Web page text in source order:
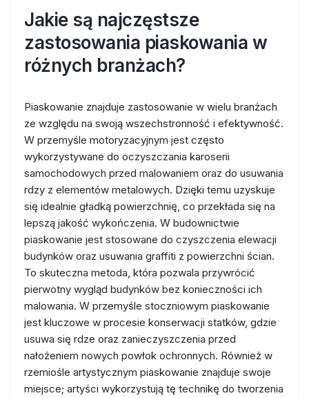
Jakie są najczęstsze
zastosowania piaskowania w
różnych branżach?
Piaskowanie znajduje zastosowanie w wielu branżach
ze względu na swoją wszechstronność i efektywność.
W przemyśle motoryzacyjnym jest często
wykorzystywane do oczyszczania karoserii
samochodowych przed malowaniem oraz do usuwania
rdzy z elementów metalowych. Dzięki temu uzyskuje
się idealnie gładką powierzchnię, co przekłada się na
lepszą jakość wykończenia. W budownictwie
piaskowanie jest stosowane do czyszczenia elewacji
budynków oraz usuwania graffiti z powierzchni ścian.
To skuteczna metoda, która pozwala przywrócić
pierwotny wygląd budynków bez konieczności ich
malowania. W przemyśle stoczniowym piaskowanie
jest kluczowe w procesie konserwacji statków, gdzie
usuwa się rdze oraz zanieczyszczenia przed
nałożeniem nowych powłok ochronnych. Również w
rzemiośle artystycznym piaskowanie znajduje swoje
miejsce; artyści wykorzystują tę technikę do tworzenia